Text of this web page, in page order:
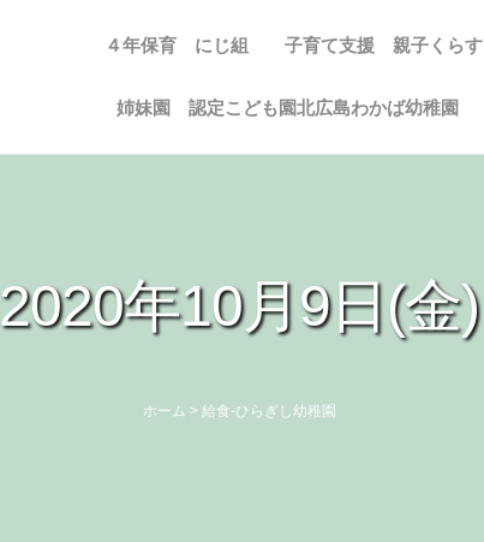
子育て支援 親子くらす
４年保育 にじ組
姉妹園 認定こども園北広島わかば幼稚園
2020年10月9日(金)
ホーム > 給食-ひらぎし幼稚園